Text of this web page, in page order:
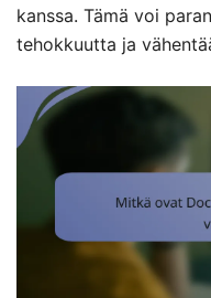
kanssa. Tämä voi
tehokkuutta ja